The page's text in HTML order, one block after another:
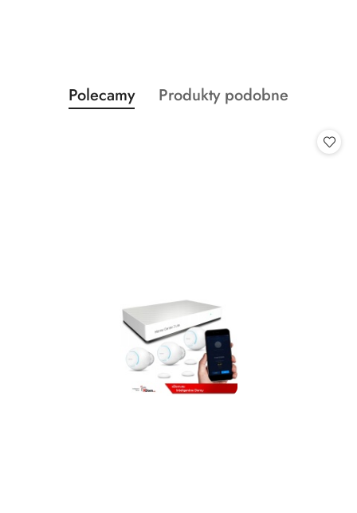
Pomiń karuzelę produktów
Produkty
o
Polecamy
Produkty
Produkty podobne